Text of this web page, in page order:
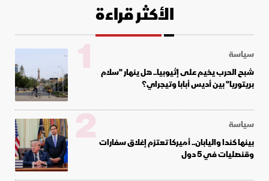
الأكثر قراءة
سياسة
شبح الحرب يخيم على إثيوبيا.. هل ينهار "سلام
بريتوريا" بين أديس أبابا وتيجراي؟
1
سياسة
بينها كندا واليابان.. أميركا تعتزم إغلاق سفارات
وقنصليات في 5 دول
2